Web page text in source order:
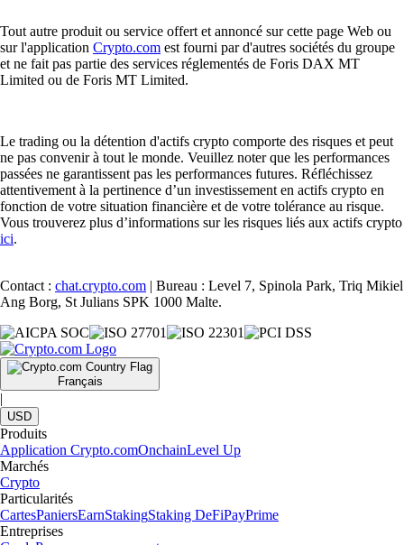
Tout autre produit ou service offert et annoncé sur cette page Web ou
sur l'application Crypto.com est fourni par d'autres sociétés du groupe
et ne fait pas partie des services réglementés de Foris DAX MT
Limited ou de Foris MT Limited.
Le trading ou la détention d'actifs crypto comporte des risques et peut
ne pas convenir à tout le monde. Veuillez noter que les performances
passées ne garantissent pas les performances futures. Réfléchissez
attentivement à la pertinence d’un investissement en actifs crypto en
fonction de votre situation financière et de votre tolérance au risque.
Vous trouverez plus d’informations sur les risques liés aux actifs crypto
ici.
Contact : chat.crypto.com | Bureau : Level 7, Spinola Park, Triq Mikiel
Ang Borg, St Julians SPK 1000 Malte.
Français
|
USD
Produits
Application Crypto.comOnchainLevel Up
Marchés
Crypto
Particularités
CartesPaniersEarnStakingStaking DeFiPayPrime
Entreprises